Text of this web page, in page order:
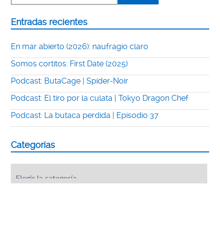
Entradas recientes
En mar abierto (2026): naufragio claro
Somos cortitos: First Date (2025)
Podcast: ButaCage | Spider-Noir
Podcast: El tiro por la culata | Tokyo Dragon Chef
Podcast: La butaca perdida | Episodio 37
Categorías